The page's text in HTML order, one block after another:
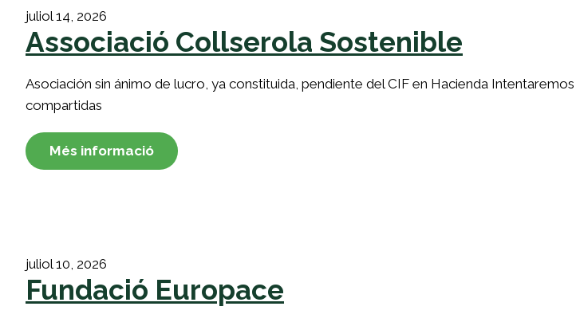
juliol 14, 2026
Associació Collserola Sostenible
Asociación sin ánimo de lucro, ya constituida, pendiente del CIF en Hacienda
compartidas
Més informació
juliol 10, 2026
Fundació Europace